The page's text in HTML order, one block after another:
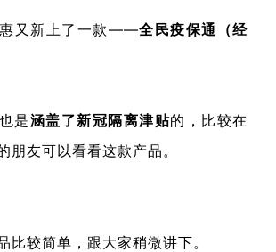
又新上了一款——全民疫保通（经
是涵盖了新冠隔离津贴的，比较在
朋友可以看看这款产品。
比较简单，跟大家稍微讲下。